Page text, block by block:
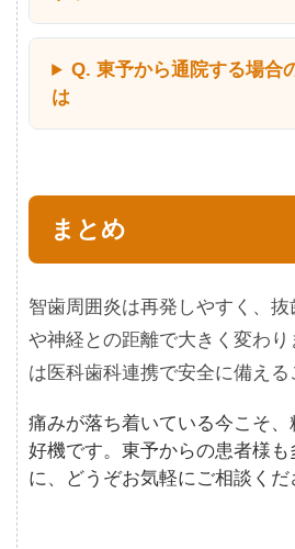
Q. 東予から通院する場合
は
まとめ
智歯周囲炎は再発しやすく、
や神経との距離で大きく変わ
は医科歯科連携で安全に備える
痛みが落ち着いている今こそ
好機です。東予からの患者様
に、どうぞお気軽にご相談くだ